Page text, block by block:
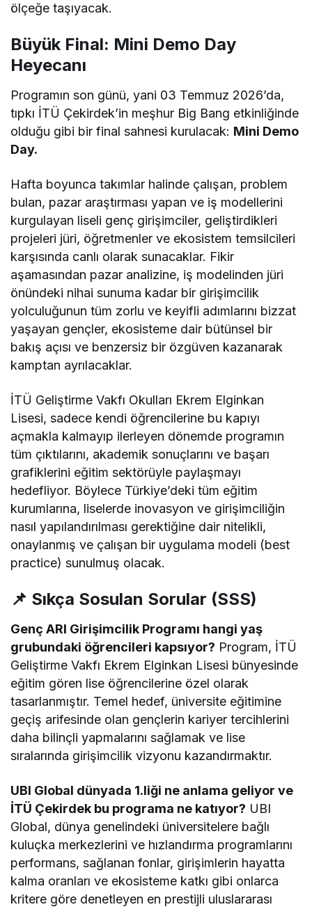
ölçeğe taşıyacak.
Büyük Final: Mini Demo Day
Heyecanı
Programın son günü, yani 03 Temmuz 2026’da,
tıpkı İTÜ Çekirdek’in meşhur Big Bang etkinliğinde
olduğu gibi bir final sahnesi kurulacak: Mini Demo
Day.
Hafta boyunca takımlar halinde çalışan, problem
bulan, pazar araştırması yapan ve iş modellerini
kurgulayan liseli genç girişimciler, geliştirdikleri
projeleri jüri, öğretmenler ve ekosistem temsilcileri
karşısında canlı olarak sunacaklar. Fikir
aşamasından pazar analizine, iş modelinden jüri
önündeki nihai sunuma kadar bir girişimcilik
yolculuğunun tüm zorlu ve keyifli adımlarını bizzat
yaşayan gençler, ekosisteme dair bütünsel bir
bakış açısı ve benzersiz bir özgüven kazanarak
kamptan ayrılacaklar.
İTÜ Geliştirme Vakfı Okulları Ekrem Elginkan
Lisesi, sadece kendi öğrencilerine bu kapıyı
açmakla kalmayıp ilerleyen dönemde programın
tüm çıktılarını, akademik sonuçlarını ve başarı
grafiklerini eğitim sektörüyle paylaşmayı
hedefliyor. Böylece Türkiye’deki tüm eğitim
kurumlarına, liselerde inovasyon ve girişimciliğin
nasıl yapılandırılması gerektiğine dair nitelikli,
onaylanmış ve çalışan bir uygulama modeli (best
practice) sunulmuş olacak.
📌 Sıkça Sosulan Sorular (SSS)
Genç ARI Girişimcilik Programı hangi yaş
grubundaki öğrencileri kapsıyor? Program, İTÜ
Geliştirme Vakfı Ekrem Elginkan Lisesi bünyesinde
eğitim gören lise öğrencilerine özel olarak
tasarlanmıştır. Temel hedef, üniversite eğitimine
geçiş arifesinde olan gençlerin kariyer tercihlerini
daha bilinçli yapmalarını sağlamak ve lise
sıralarında girişimcilik vizyonu kazandırmaktır.
UBI Global dünyada 1.liği ne anlama geliyor ve
İTÜ Çekirdek bu programa ne katıyor? UBI
Global, dünya genelindeki üniversitelere bağlı
kuluçka merkezlerini ve hızlandırma programlarını
performans, sağlanan fonlar, girişimlerin hayatta
kalma oranları ve ekosisteme katkı gibi onlarca
kritere göre denetleyen en prestijli uluslararası